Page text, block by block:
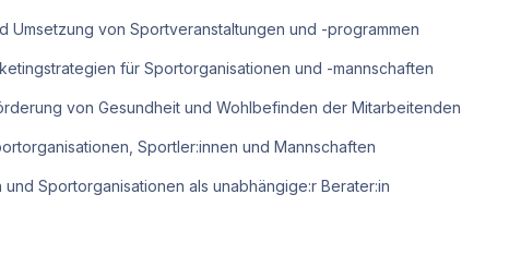
Umsetzung von Sportveranstaltungen und -programmen
für Sportorganisationen und -mannschaften
von Gesundheit und Wohlbefinden der Mitarbeitenden
Sportler:innen und Mannschaften
Sportorganisationen als unabhängige:r Berater:in